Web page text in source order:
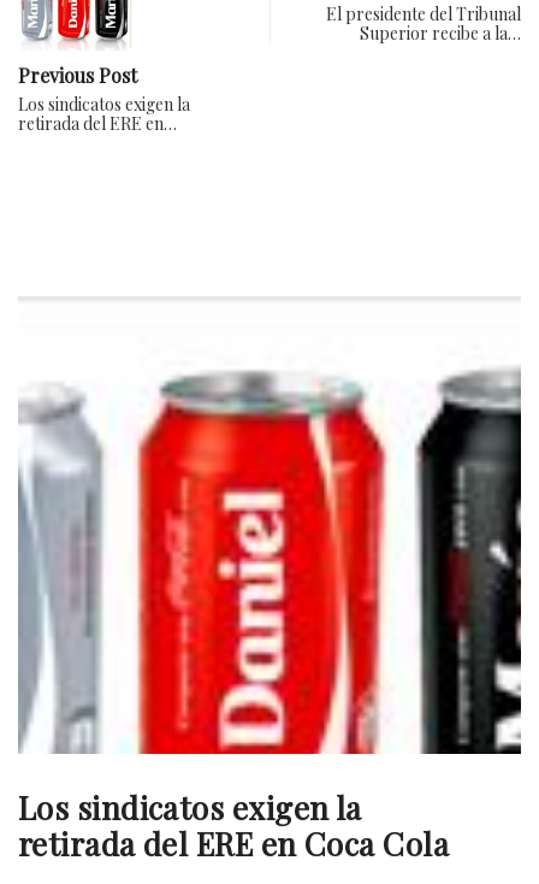
Previous Post
Los sindicatos exigen la
retirada del ERE en…
El presidente del Tribunal
Superior recibe a la…
Los sindicatos exigen la
retirada del ERE en Coca Cola